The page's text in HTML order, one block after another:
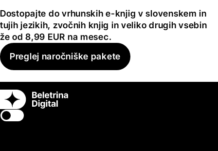
Dostopajte do vrhunskih e-knjig v slovenskem in
tujih jezikih, zvočnih knjig in veliko drugih vsebin
že od 8,99 EUR na mesec.
Preglej naročniške pakete
Switch theme